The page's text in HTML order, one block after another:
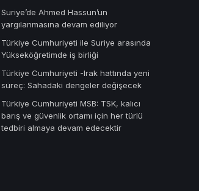
Suriye’de Ahmed Hassun’un
yargılanmasına devam ediliyor
Türkiye Cumhuriyeti ile Suriye arasında
Yükseköğretimde iş birliği
Türkiye Cumhuriyeti -Irak hattında yeni
süreç: Sahadaki dengeler değişecek
Türkiye Cumhuriyeti MSB: TSK, kalıcı
barış ve güvenlik ortamı için her türlü
tedbiri almaya devam edecektir